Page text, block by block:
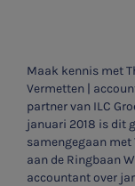
Maak kennis met
Vermetten |
partner van ILC
januari 2018 is dit
samengegaan met
aan de Ringbaan
accountant over